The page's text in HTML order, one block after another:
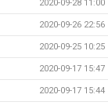
2020-09-28 11:00
2020-09-26 22:56
2020-09-25 10:25
2020-09-17 15:47
2020-09-17 15:44